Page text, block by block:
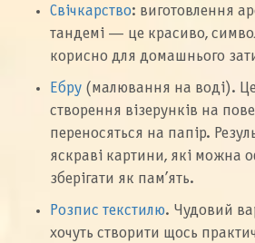
Свічкарство: виготовлення
тандемі — це красиво,
корисно для домашнього
Ебру (малювання на воді).
створення візерунків на
переносяться на папір.
яскраві картини, які можна
зберігати як пам’ять.
Розпис текстилю. Чудовий
хочуть створити щось